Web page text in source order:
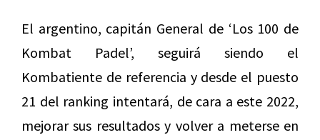
El argentino, capitán General de ‘Los 100 de
Kombat Padel’, seguirá siendo el
Kombatiente de referencia y desde el puesto
21 del ranking intentará, de cara a este 2022,
mejorar sus resultados y volver a meterse en